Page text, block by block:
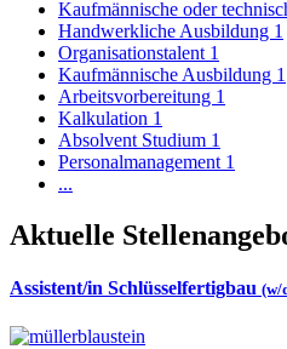
Kaufmännische oder
Handwerkliche Ausbildung 1
Organisationstalent 1
Kaufmännische Ausbildung 1
Arbeitsvorbereitung 1
Kalkulation 1
Absolvent Studium 1
Personalmanagement 1
...
Aktuelle
Assistent/in Schlüsselfertigbau (w/